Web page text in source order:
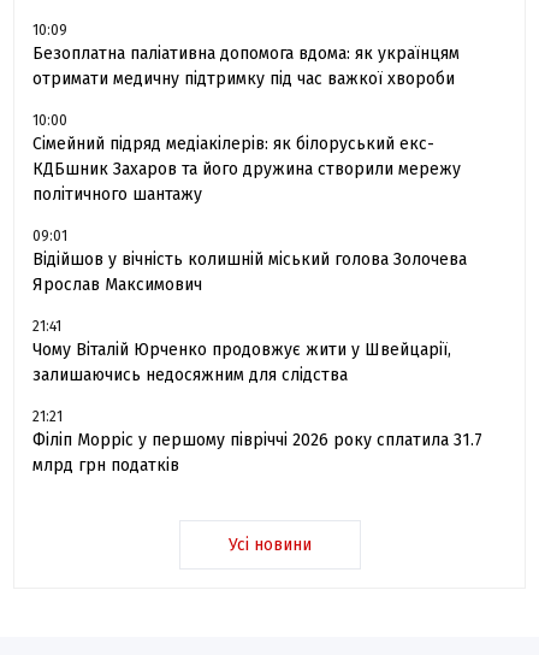
10:09
Безоплатна паліативна допомога вдома: як українцям
отримати медичну підтримку під час важкої хвороби
10:00
Сімейний підряд медіакілерів: як білоруський екс-
КДБшник Захаров та його дружина створили мережу
політичного шантажу
09:01
Відійшов у вічність колишній міський голова Золочева
Ярослав Максимович
21:41
Чому Віталій Юрченко продовжує жити у Швейцарії,
залишаючись недосяжним для слідства
21:21
Філіп Морріс у першому півріччі 2026 року сплатила 31.7
млрд грн податків
Усі новини